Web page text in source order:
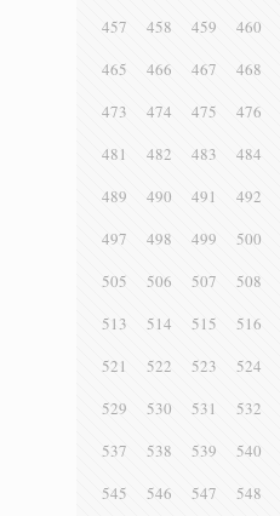
457
458 459 460
465
466 467 468
473
474 475 476
481
482 483 484
489
490 491 492
497
498 499 500
505
506 507 508
513
514 515 516
521
522 523 524
529
530 531 532
537
538 539 540
545
546 547 548